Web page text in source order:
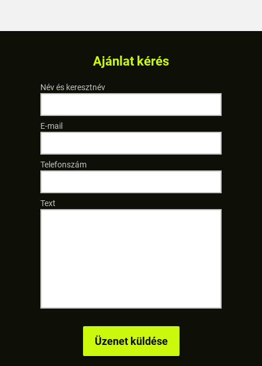
Ajánlat kérés
Név és keresztnév
E-mail
Telefonszám
Text